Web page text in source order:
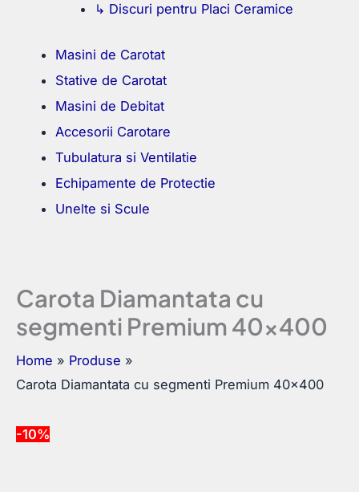
↳ Discuri pentru Placi Ceramice
Masini de Carotat
Stative de Carotat
Masini de Debitat
Accesorii Carotare
Tubulatura si Ventilatie
Echipamente de Protectie
Unelte si Scule
Carota Diamantata cu
segmenti Premium 40×400
Home
Produse
Carota Diamantata cu segmenti Premium 40×400
-10%